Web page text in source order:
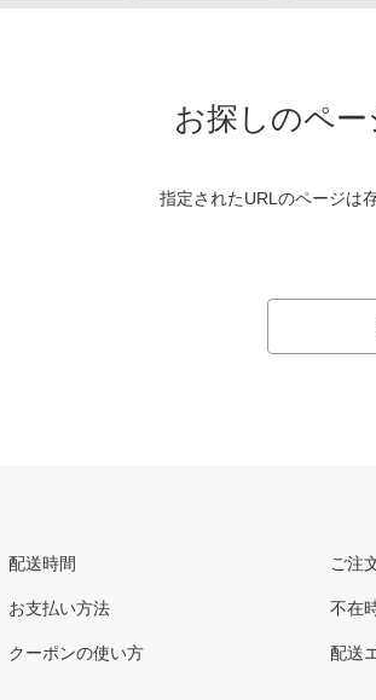
お探しのペー
指定されたURLのページは
配送時間
お支払い方法
クーポンの使い方
ご注
不在
配送